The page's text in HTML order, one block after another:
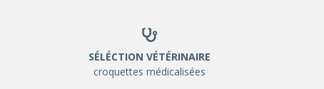
SÉLÉCTION VÉTÉRINAIRE
croquettes médicalisées